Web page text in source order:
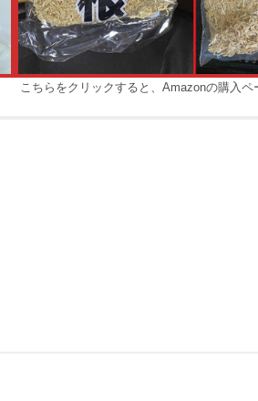
こちらをクリックすると、Amazonの購入ペ